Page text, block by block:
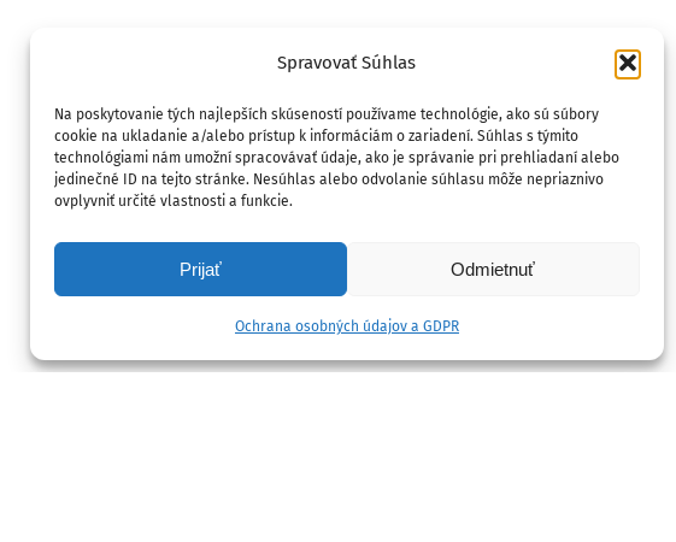
Spravovať Súhlas
Na poskytovanie tých najlepších skúseností používame technológie, ako sú súbory
cookie na ukladanie a/alebo prístup k informáciám o zariadení. Súhlas s týmito
technológiami nám umožní spracovávať údaje, ako je správanie pri prehliadaní alebo
jedinečné ID na tejto stránke. Nesúhlas alebo odvolanie súhlasu môže nepriaznivo
ovplyvniť určité vlastnosti a funkcie.
Prijať Odmietnuť
Ochrana osobných údajov a GDPR